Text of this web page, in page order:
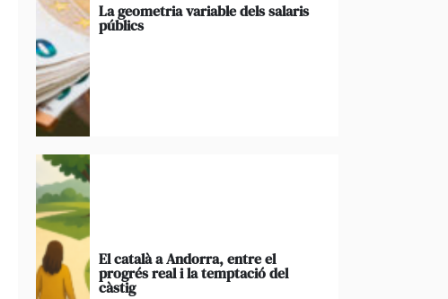
La geometria variable dels salaris
públics
El català a Andorra, entre el
progrés real i la temptació del
càstig